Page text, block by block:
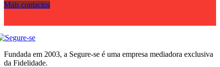
Mais contactos
Fundada em 2003, a Segure-se é uma empresa mediadora exclusiva
da Fidelidade.